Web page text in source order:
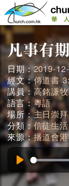
日期：2019-
經文：傳道書
講員： 高銘謙
語言：粵語
場所：主日崇拜
分類：信徒生活
來源：播道會